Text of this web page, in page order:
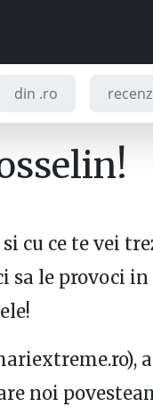
din .ro
cu ce te vei
sa le provoci
noi